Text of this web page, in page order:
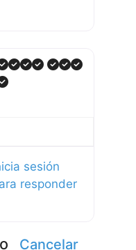
sesión
responder
Cancelar